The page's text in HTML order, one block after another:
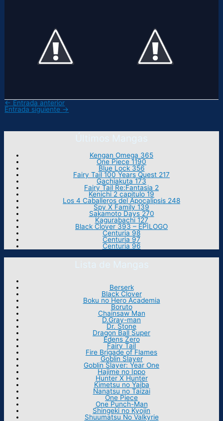
← Entrada anterior
Entrada siguiente →
Últimos Mangas
Kengan Omega 365
One Piece 1190
Blue Lock 356
Fairy Tail 100 Years Quest 217
Gachiakuta 173
Fairy Tail Re:Fantasia 2
Kenichi 2 capitulo 19
Los 4 Caballeros del Apocalipsis 248
Spy X Family 139
Sakamoto Days 270
Kagurabachi 127
Black Clover 393 – EPILOGO
Centuria 98
Centuria 97
Centuria 96
Lista de Mangas
Berserk
Black Clover
Boku no Hero Academia
Boruto
Chainsaw Man
D.Gray-man
Dr. Stone
Dragon Ball Super
Edens Zero
Fairy Tail
Fire Brigade of Flames
Goblin Slayer
Goblin Slayer: Year One
Hajime no Ippo
Hunter X Hunter
Kimetsu no Yaiba
Nanatsu no Taizai
One Piece
One Punch-Man
Shingeki no Kyojin
Shuumatsu No Valkyrie